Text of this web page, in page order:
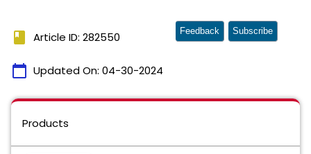
book Article ID: 282550
calendar_today Updated On: 04-30-2024
Feedback Subscribe
Products